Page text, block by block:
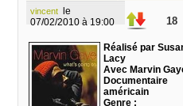
vincent
07/02/2010 à 19:00
18
Réalisé par
Lacy
Avec Marvin
Documentaire
américain
Genre :